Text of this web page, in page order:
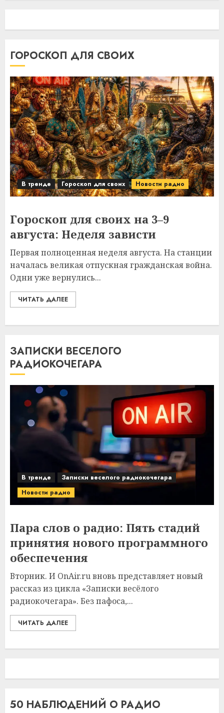
ГОРОСКОП ДЛЯ СВОИХ
В тренде Гороскоп для своих Новости радио
Гороскоп для своих на 3–9
августа: Неделя зависти
Первая полноценная неделя августа. На станции
началась великая отпускная гражданская война.
Одни уже вернулись...
ЧИТАТЬ ДАЛЕЕ
ЗАПИСКИ ВЕСЕЛОГО
РАДИОКОЧЕГАРА
В тренде
Записки веселого радиокочегара
Новости радио
Пара слов о радио: Пять стадий
принятия нового программного
обеспечения
Вторник. И OnAir.ru вновь представляет новый
рассказ из цикла «Записки весёлого
радиокочегара». Без пафоса,...
ЧИТАТЬ ДАЛЕЕ
50 НАБЛЮДЕНИЙ О РАДИО